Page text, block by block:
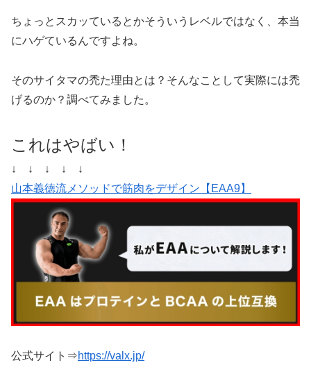
ちょっとスカッているとかそういうレベルではなく、本当
にハゲているんですよね。
そのサイタマの禿た理由とは？そんなことして実際には禿
げるのか？調べてみました。
これはやばい！
↓ ↓ ↓ ↓ ↓
山本義徳流メソッドで筋肉をデザイン【EAA9】
公式サイト⇒https://valx.jp/